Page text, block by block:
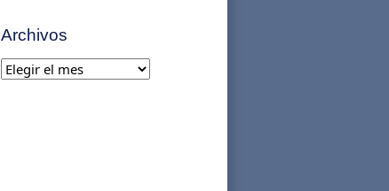
Archivos
Archivos